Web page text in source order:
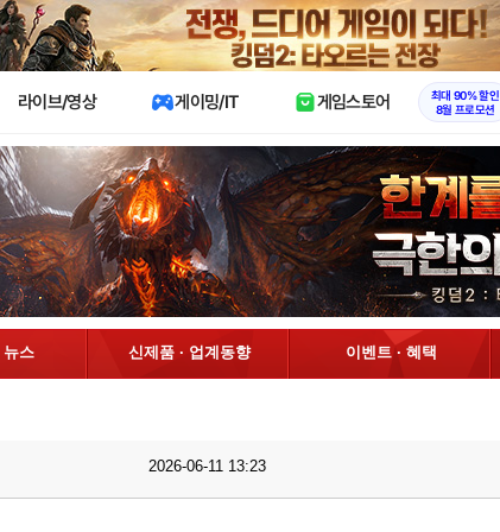
X
라이브/영상 게이밍/IT 게임스토어
최대 90% 할인
8월 프로모션
뉴스 신제품 · 업계동향 이벤트 · 혜택
2026-06-11 13:23